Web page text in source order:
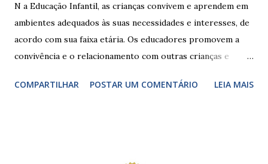
N a Educação Infantil, as crianças convivem e aprendem em
ambientes adequados às suas necessidades e interesses, de
acordo com sua faixa etária. Os educadores promovem a
convivência e o relacionamento com outras crianças e
garantir o direito das crianças a uma educação integral e de
COMPARTILHAR POSTAR UM COMENTÁRIO LEIA MAIS